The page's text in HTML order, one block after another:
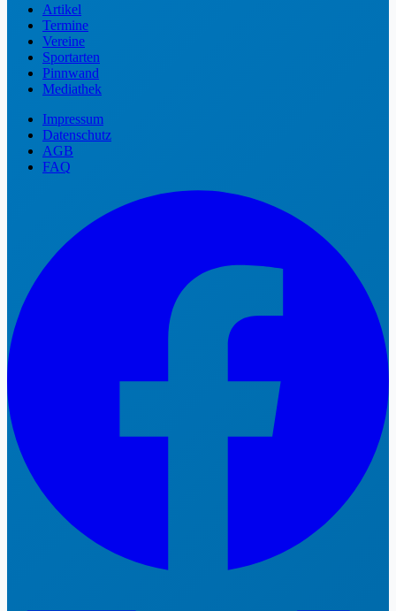
Artikel
Termine
Vereine
Sportarten
Pinnwand
Mediathek
Impressum
Datenschutz
AGB
FAQ